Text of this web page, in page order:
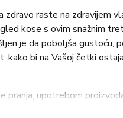
zdravo raste na zdravijem
kose s ovim snažnim
je da poboljša gustoću,
kako bi na Vašoj četki
pranja, upotrebom
podupire Redensyl®